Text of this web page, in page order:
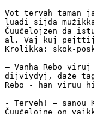
Vot terväh tämän
luadi sijdä
Čuučelojzen da
al. Vaj kuj
Krolikka: skok-
— Vanha Rebo
dijviydyj, daže
Rebo - hän viruu
- Terveh! —
Čuučelojne on